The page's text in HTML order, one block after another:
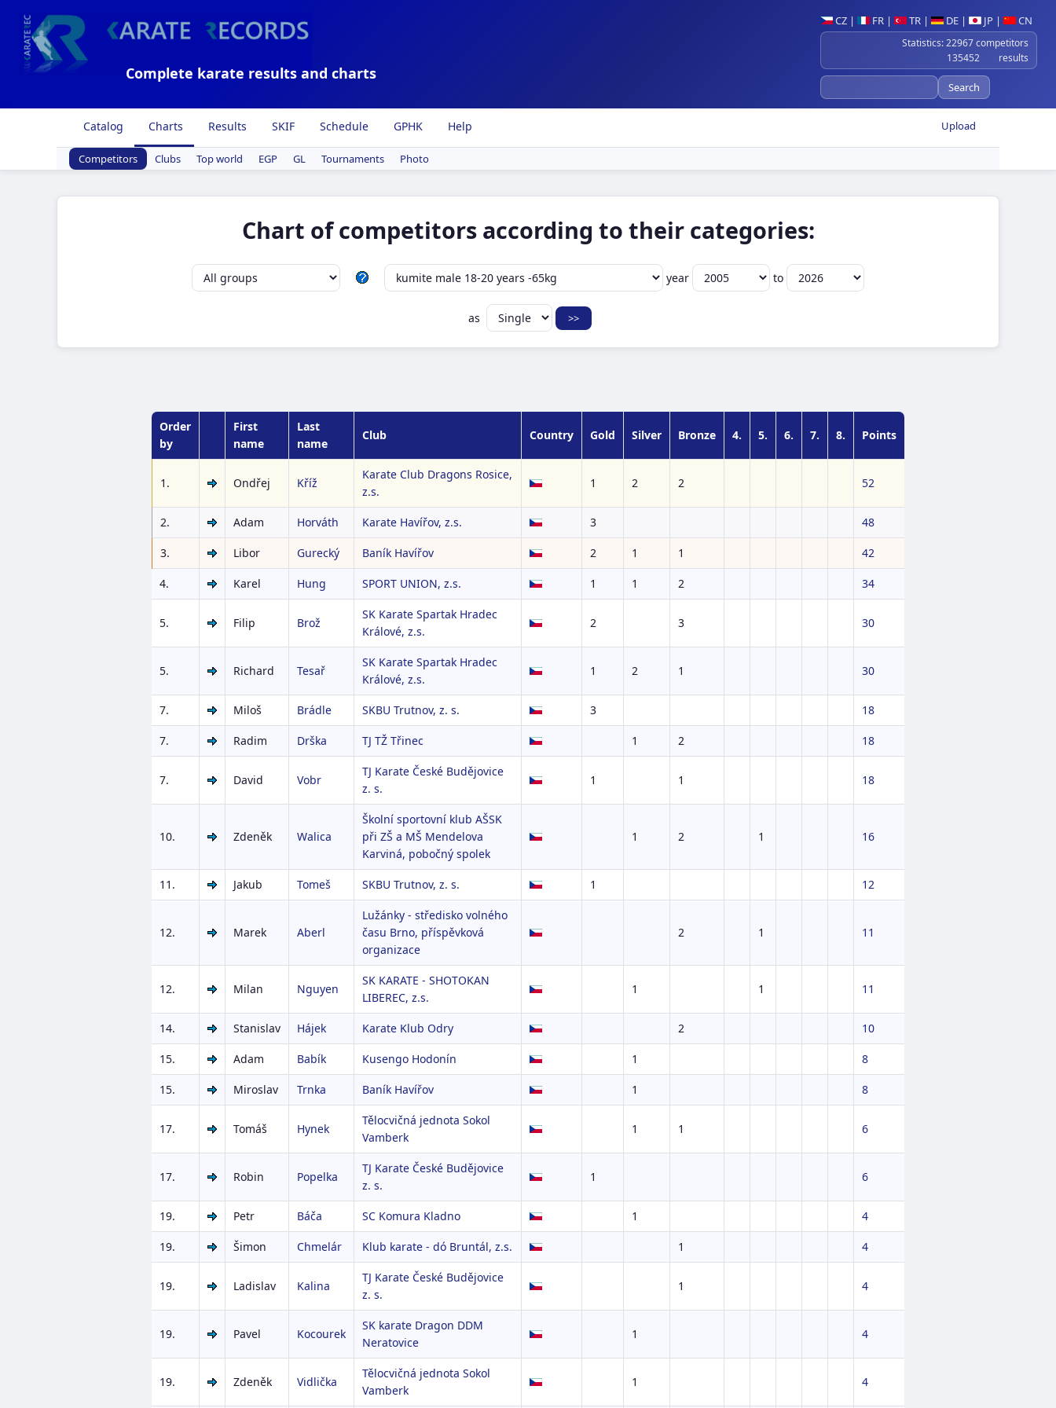
CZ | FR | TR | DE | JP | CN
Statistics: 22967 competitors
135452 results
Complete karate results and charts
Upload
Catalog Charts Results SKIF Schedule GPHK Help
Competitors Clubs Top world EGP GL Tournaments Photo
Chart of competitors according to their categories:
year to
as
Order
by
First
name
Last
name
Club Country Gold Silver Bronze 4. 5. 6. 7. 8. Points
1. Ondřej Kříž
Karate Club Dragons Rosice,
z.s.
1 2 2 52
2. Adam Horváth Karate Havířov, z.s. 3 48
3. Libor Gurecký Baník Havířov 2 1 1 42
4. Karel Hung SPORT UNION, z.s. 1 1 2 34
5. Filip Brož
SK Karate Spartak Hradec
Králové, z.s.
2 3 30
5. Richard Tesař
SK Karate Spartak Hradec
Králové, z.s.
1 2 1 30
7. Miloš Brádle SKBU Trutnov, z. s. 3 18
7. Radim Drška TJ TŽ Třinec 1 2 18
7. David Vobr
TJ Karate České Budějovice
z. s.
1 1 18
10. Zdeněk Walica
Školní sportovní klub AŠSK
při ZŠ a MŠ Mendelova
Karviná, pobočný spolek
1 2 1 16
11. Jakub Tomeš SKBU Trutnov, z. s. 1 12
12. Marek Aberl
Lužánky - středisko volného
času Brno, příspěvková
organizace
2 1 11
12. Milan Nguyen
SK KARATE - SHOTOKAN
LIBEREC, z.s.
1 1 11
14. Stanislav Hájek Karate Klub Odry 2 10
15. Adam Babík Kusengo Hodonín 1 8
15. Miroslav Trnka Baník Havířov 1 8
17. Tomáš Hynek
Tělocvičná jednota Sokol
Vamberk
1 1 6
17. Robin Popelka
TJ Karate České Budějovice
z. s.
1 6
19. Petr Báča SC Komura Kladno 1 4
19. Šimon Chmelár Klub karate - dó Bruntál, z.s. 1 4
19. Ladislav Kalina
TJ Karate České Budějovice
z. s.
1 4
19. Pavel Kocourek
SK karate Dragon DDM
Neratovice
1 4
19. Zdeněk Vidlička
Tělocvičná jednota Sokol
Vamberk
1 4